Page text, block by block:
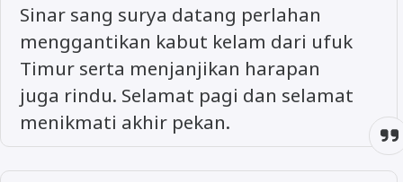
Sinar sang surya datang perlahan
menggantikan kabut kelam dari ufuk
Timur serta menjanjikan harapan
juga rindu. Selamat pagi dan selamat
menikmati akhir pekan.